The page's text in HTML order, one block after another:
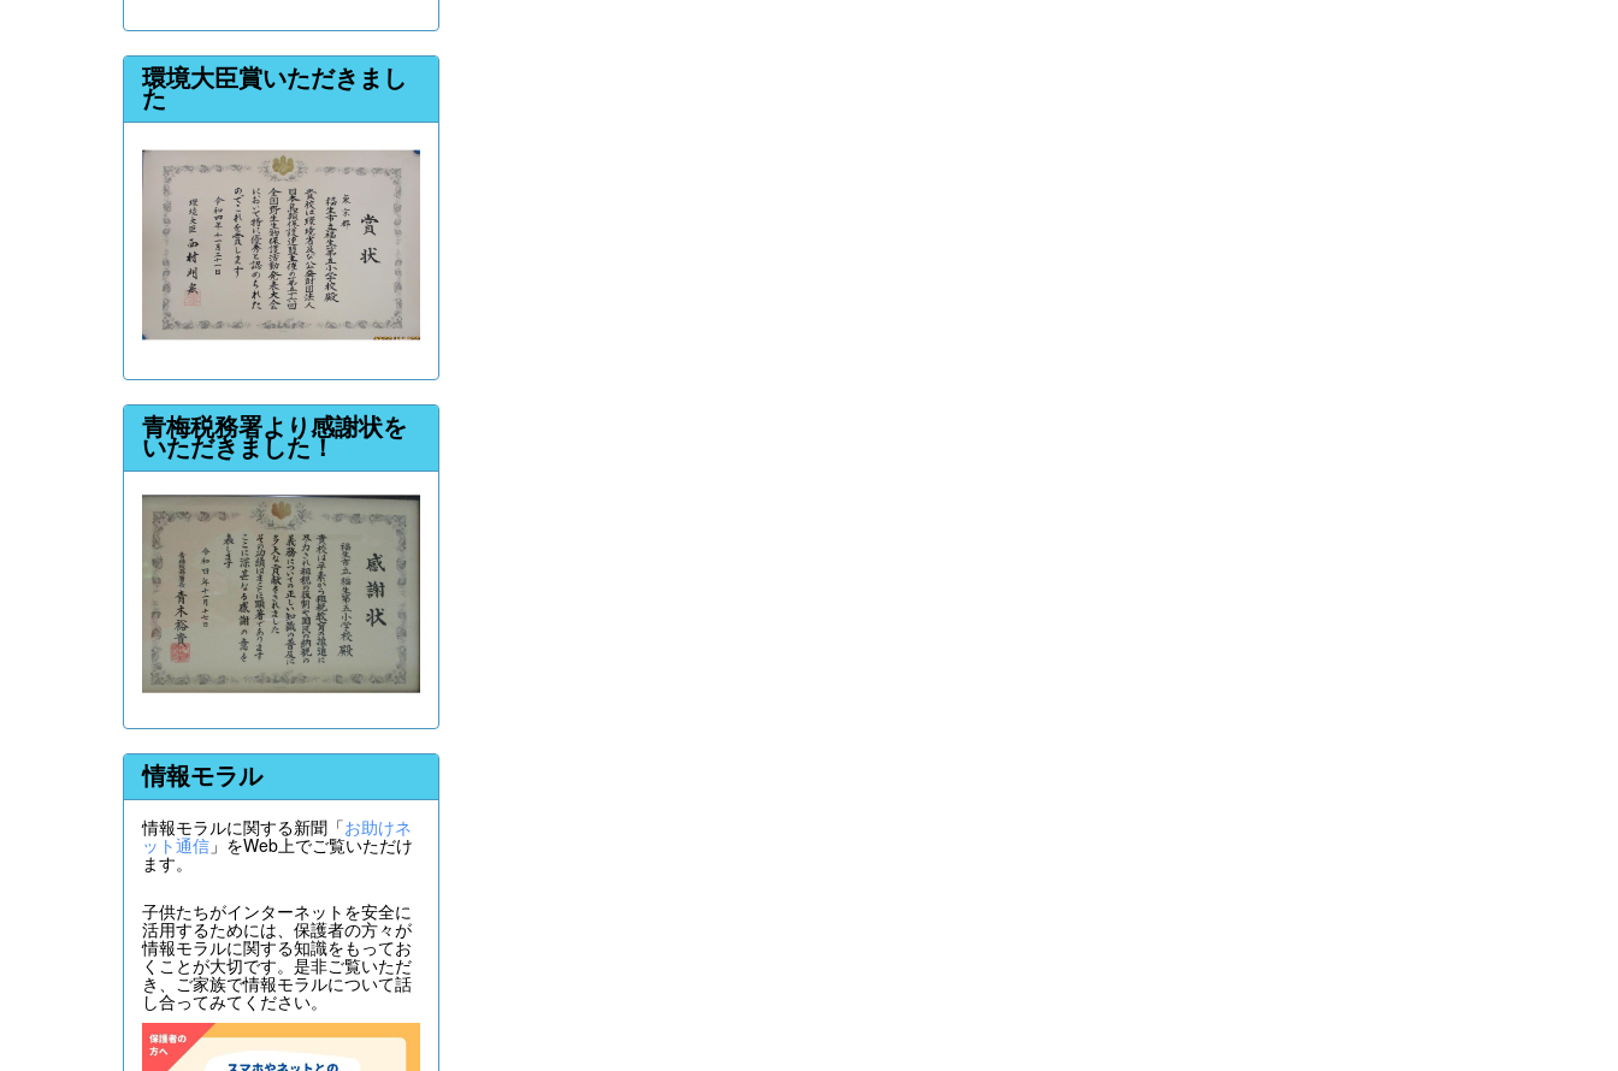
環境大臣賞いただきまし
た
青梅税務署より感謝状を
いただきました！
情報モラル
情報モラルに関する新聞「お助けネ
ット通信 」をWeb上でご覧いただけ
ます。
子供たちがインターネットを安全に
活用するためには、保護者の方々が
情報モラルに関する知識をもってお
くことが大切です。是非ご覧いただ
き、ご家族で情報モラルについて話
し合ってみてください。